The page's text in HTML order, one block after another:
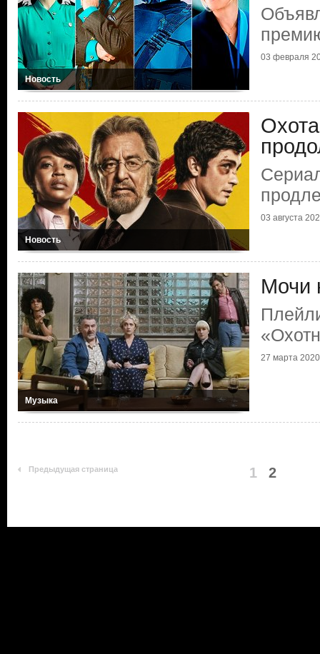
Новость
03 февраля
Новость
03 августа
Музыка
Мочи
27 марта 2020
Предыдущая страница 1 2